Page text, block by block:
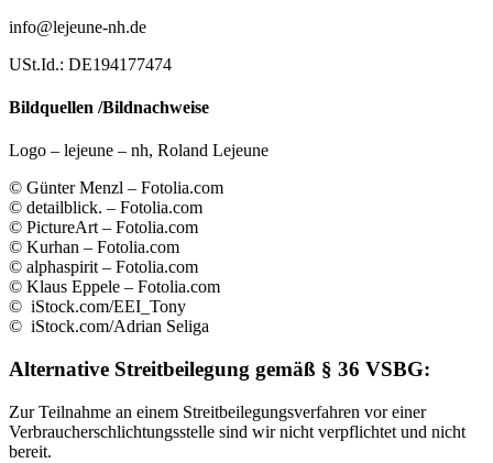
info@lejeune-nh.de
USt.Id.: DE194177474
Bildquellen /Bildnachweise
Logo – lejeune – nh, Roland Lejeune
© Günter Menzl – Fotolia.com
© detailblick. – Fotolia.com
© PictureArt – Fotolia.com
© Kurhan – Fotolia.com
© alphaspirit – Fotolia.com
© Klaus Eppele – Fotolia.com
© iStock.com/EEI_Tony
© iStock.com/Adrian Seliga
Alternative Streitbeilegung gemäß § 36 VSBG:
Zur Teilnahme an einem Streitbeilegungsverfahren vor einer
Verbraucherschlichtungsstelle sind wir nicht verpflichtet und nicht
bereit.